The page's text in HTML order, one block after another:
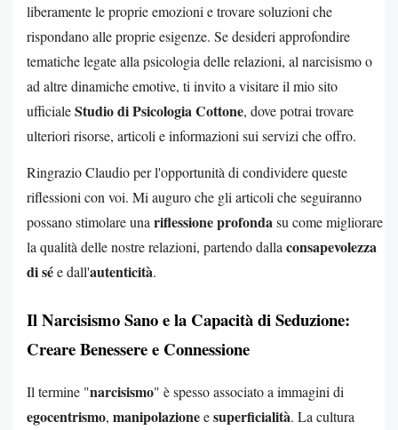
liberamente le proprie emozioni e trovare soluzioni che
rispondano alle proprie esigenze. Se desideri approfondire
tematiche legate alla psicologia delle relazioni, al narcisismo o
ad altre dinamiche emotive, ti invito a visitare il mio sito
ufficialeStudio di Psicologia Cottone, dove potrai trovare
ulteriori risorse, articoli e informazioni sui servizi che offro.
Ringrazio Claudio per l'opportunità di condividere queste
riflessioni con voi. Mi auguro che gli articoli che seguiranno
possano stimolare una riflessione profondasu come migliorare
la qualità delle nostre relazioni, partendo dalla consapevolezza
di sée dall'autenticità.
Il Narcisismo Sano e la Capacità di Seduzione:
Creare Benessere e Connessione
Il termine "narcisismo" è spesso associato a immagini di
egocentrismo, manipolazioneesuperficialità. La cultura